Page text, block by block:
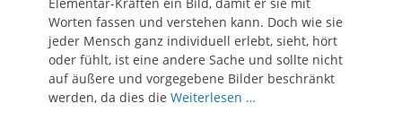
Worten fassen und verstehen kann. Doch wie sie
jeder Mensch ganz individuell erlebt, sieht, hört
oder fühlt, ist eine andere Sache und sollte nicht
auf äußere und vorgegebene Bilder beschränkt
werden, da dies die Weiterlesen …